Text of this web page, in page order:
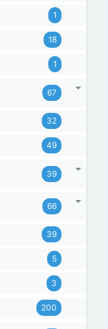
1
18
1
67
32
49
39
66
39
5
3
200